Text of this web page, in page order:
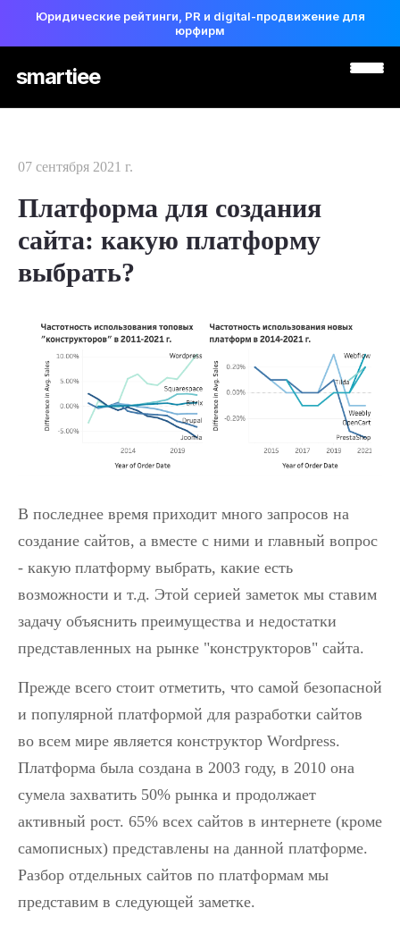
Юридические рейтинги, PR и digital-продвижение для
юрфирм
smartiee
07 сентября 2021 г.
Платформа для создания
сайта: какую платформу
выбрать?
В последнее время приходит много запросов на
создание сайтов, а вместе с ними и главный вопрос
- какую платформу выбрать, какие есть
возможности и т.д. Этой серией заметок мы ставим
задачу объяснить преимущества и недостатки
представленных на рынке "конструкторов" сайта.
Прежде всего стоит отметить, что самой безопасной
и популярной платформой для разработки сайтов
во всем мире является конструктор Wordpress.
Платформа была создана в 2003 году, в 2010 она
сумела захватить 50% рынка и продолжает
активный рост. 65% всех сайтов в интернете (кроме
самописных) представлены на данной платформе.
Разбор отдельных сайтов по платформам мы
представим в следующей заметке.